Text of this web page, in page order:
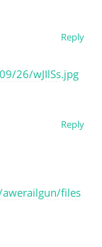
Reply
26/wJIlSs.jpg
Reply
files